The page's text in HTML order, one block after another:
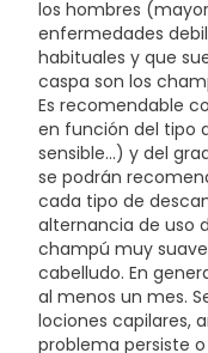
los hombres
enfermedades
habituales y que
caspa son los
Es recomendable
en función del tipo
sensible...) y del
se podrán
cada tipo de
alternancia de uso
champú muy
cabelludo. En
al menos un mes.
lociones capilares,
problema persiste